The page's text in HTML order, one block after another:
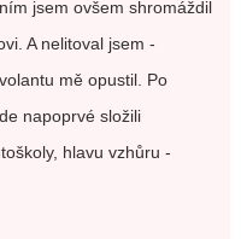
jsem ovšem shromáždil
A nelitoval jsem -
mě opustil. Po
napoprvé složili
hlavu vzhůru -